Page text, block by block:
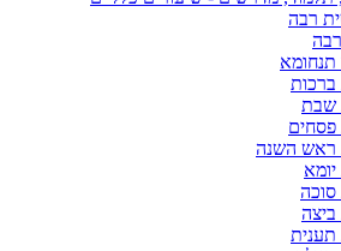
רבה
שבת
ראש השנה